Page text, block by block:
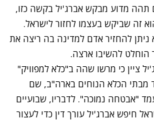
תהה מדוע מבקש אברג'יל בקשה כזו,
זה שביקש בעצמו לחזור לישראל.
ניתן להחזיר אדם למדינה בה ריצה את
הוחלט להשיבו ארצה.
ציין כי מרשו שהה ב"כלא למפוויק"
מבתי הכלא הנוחים בארה"ב, שם
"אבטחה נמוכה". לדבריו, שבועיים
חיפש אברג'יל עורך דין כדי לעצור